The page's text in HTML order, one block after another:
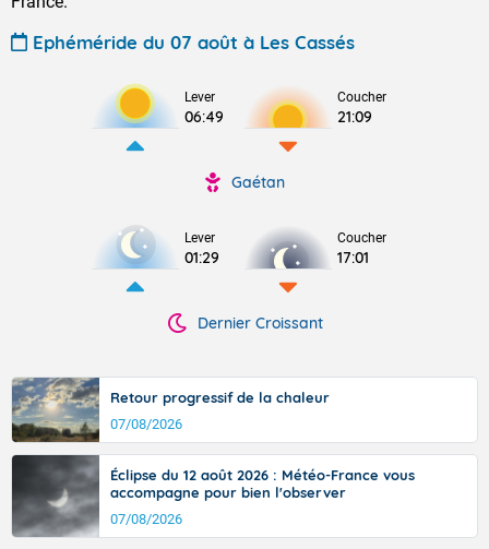
Ephéméride du 07 août à Les Cassés
Lever
06:49
Coucher
21:09
Gaétan
Lever
01:29
Coucher
17:01
Dernier Croissant
Retour progressif de la chaleur
07/08/2026
Éclipse du 12 août 2026 : Météo-France vous
accompagne pour bien l'observer
07/08/2026